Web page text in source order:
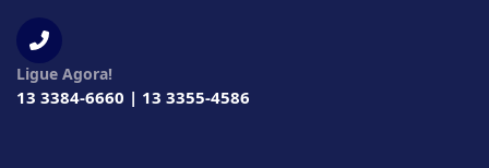
Ligue Agora!
13 3384-6660 | 13 3355-4586